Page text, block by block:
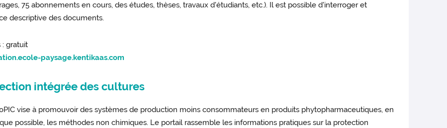
75 abonnements en cours, des études, thèses, travaux d'étudiants, etc.). Il est possible d'interroger et
descriptive des documents.
: gratuit
paysage.kentikaas.com
intégrée des cultures
vise à promouvoir des systèmes de production moins consommateurs en produits phytopharmaceutiques, en
possible, les méthodes non chimiques. Le portail rassemble les informations pratiques sur la protection